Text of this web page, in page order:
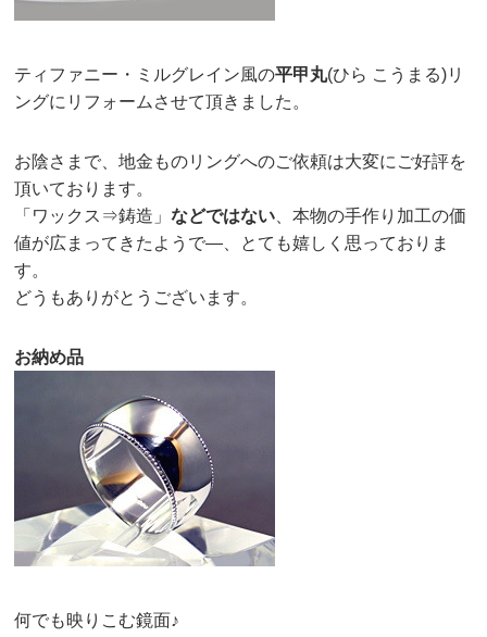
ティファニー・ミルグレイン風の平甲丸(ひら こうまる)リ
ングにリフォームさせて頂きました。
お陰さまで、地金ものリングへのご依頼は大変にご好評を
頂いております。
「ワックス⇒鋳造」 などではない 、本物の手作り加工の価
値が広まってきたようで—、とても嬉しく思っておりま
す。
どうもありがとうございます。
お納め品
何でも映りこむ鏡面♪